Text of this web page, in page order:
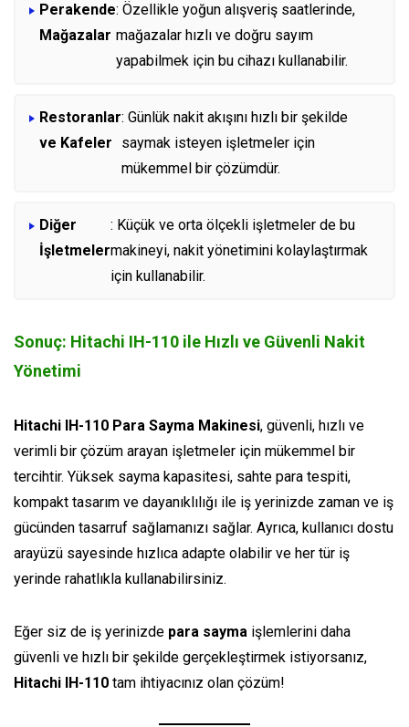
Perakende
Mağazalar
: Özellikle yoğun alışveriş saatlerinde,
mağazalar hızlı ve doğru sayım
yapabilmek için bu cihazı kullanabilir.
Restoranlar
ve Kafeler
: Günlük nakit akışını hızlı bir şekilde
saymak isteyen işletmeler için
mükemmel bir çözümdür.
Diğer
İşletmeler
: Küçük ve orta ölçekli işletmeler de bu
makineyi, nakit yönetimini kolaylaştırmak
için kullanabilir.
Sonuç: Hitachi IH-110 ile Hızlı ve Güvenli Nakit
Yönetimi
Hitachi IH-110 Para Sayma Makinesi, güvenli, hızlı ve
verimli bir çözüm arayan işletmeler için mükemmel bir
tercihtir. Yüksek sayma kapasitesi, sahte para tespiti,
kompakt tasarım ve dayanıklılığı ile iş yerinizde zaman ve iş
gücünden tasarruf sağlamanızı sağlar. Ayrıca, kullanıcı dostu
arayüzü sayesinde hızlıca adapte olabilir ve her tür iş
yerinde rahatlıkla kullanabilirsiniz.
Eğer siz de iş yerinizde para sayma işlemlerini daha
güvenli ve hızlı bir şekilde gerçekleştirmek istiyorsanız,
Hitachi IH-110 tam ihtiyacınız olan çözüm!